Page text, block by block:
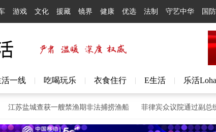
游戏 文化 援藏 镜界 健康 优选 法制 守艺中华 国
活一线 吃喝玩乐 衣食住行 E生活 乐活
盐城查获一艘禁渔期非法捕捞渔船 菲律宾众议院通过副总统莎